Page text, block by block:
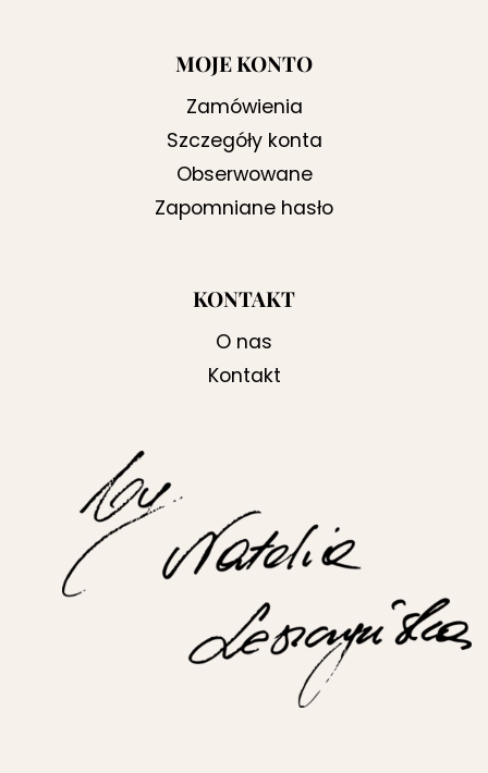
MOJE KONTO
Zamówienia
Szczegóły konta
Obserwowane
Zapomniane hasło
KONTAKT
O nas
Kontakt